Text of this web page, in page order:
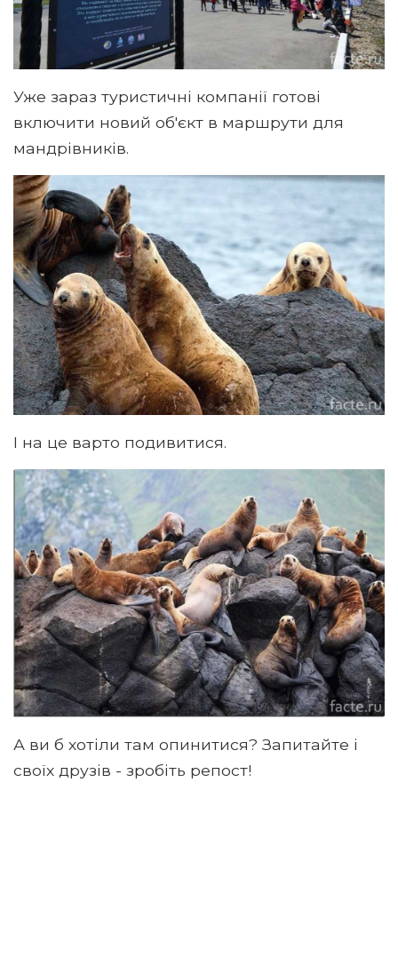
Уже зараз туристичні компанії готові
включити новий об'єкт в маршрути для
мандрівників.
І на це варто подивитися.
А ви б хотіли там опинитися? Запитайте і
своїх друзів - зробіть репост!